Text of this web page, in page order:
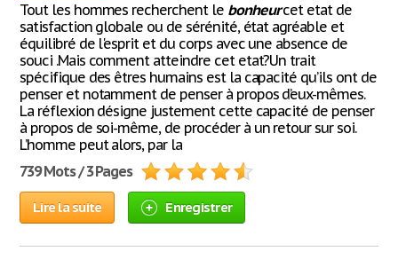
Tout les hommes recherchent le bonheurcet etat de
satisfaction globale ou de sérénité, état agréable et
équilibré de l'esprit et du corps avec une absence de
souci .Mais comment atteindre cet etat?Un trait
spécifique des êtres humains est la capacité qu’ils ont de
penser et notamment de penser à propos d’eux-mêmes.
La réflexion désigne justement cette capacité de penser
à propos de soi-même, de procéder à un retour sur soi.
L’homme peut alors, par la
739 Mots / 3 Pages
Lire la suite Enregistrer